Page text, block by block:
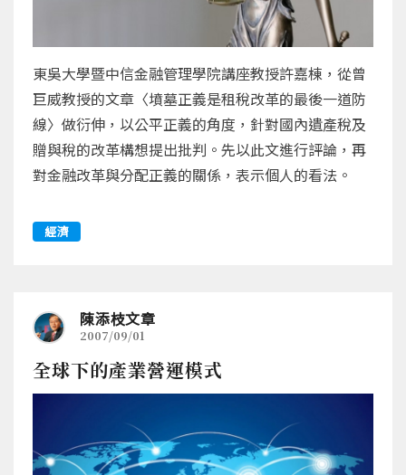
東吳大學暨中信金融管理學院講座教授許嘉棟，從曾
巨威教授的文章〈墳墓正義是租稅改革的最後一道防
線〉做衍伸，以公平正義的角度，針對國內遺產稅及
贈與稅的改革構想提出批判。先以此文進行評論，再
對金融改革與分配正義的關係，表示個人的看法。
經濟
陳添枝文章
2007/09/01
全球下的產業營運模式